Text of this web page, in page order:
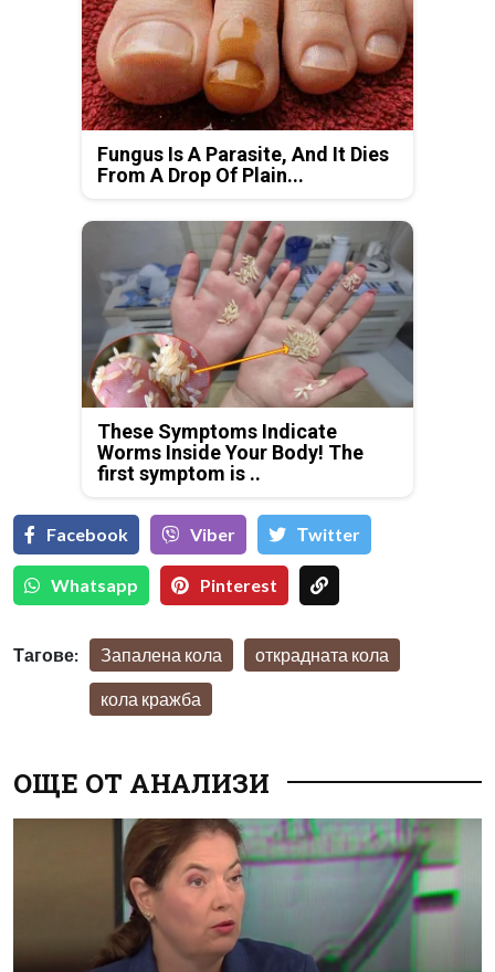
Fungus Is A Parasite, And It Dies
From A Drop Of Plain...
These Symptoms Indicate
Worms Inside Your Body! The
first symptom is ..
Facebook Viber Тwitter
Whatsapp Pinterest
Тагове: Запалена кола открадната кола
кола кражба
ОЩЕ ОТ АНАЛИЗИ